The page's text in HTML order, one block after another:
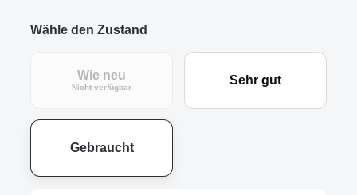
Wähle den Zustand
Wie neu
Nicht verfügbar
Sehr gut
Gebraucht